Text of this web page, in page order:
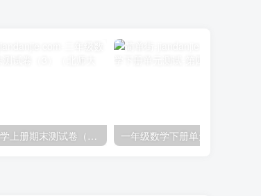
二年级数学上册期末测试卷（3）（北师大版）